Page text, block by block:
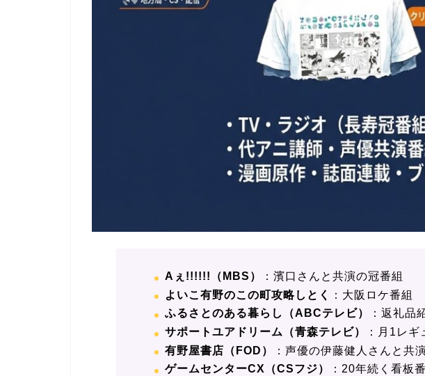
Aぇ!!!!!!（MBS）
：濱口さんと共演の冠番組
よいこ有野のこの町攻略しとく
：大阪ロケ番組
ふるさとのある暮らし（ABCテレビ）
：返礼品
サポートユアドリーム（青森テレビ）
：月1レギ
有野屋書店（FOD）
：声優の伊藤健人さんと共
ゲームセンターCX（CSフジ）
：20年続く看板